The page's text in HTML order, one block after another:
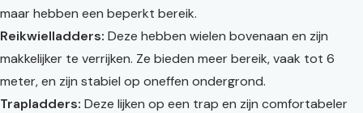
maar hebben een beperkt bereik.
Reikwielladders: Deze hebben wielen bovenaan en zijn
makkelijker te verrijken. Ze bieden meer bereik, vaak tot 6
meter, en zijn stabiel op oneffen ondergrond.
Trapladders: Deze lijken op een trap en zijn comfortabeler